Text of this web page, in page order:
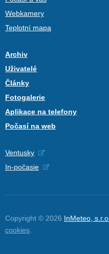
Webkamery
Teplotní mapa
Archiv
Uživatelé
Články
Fotogalerie
Aplikace na telefony
Počasí na web
Ventusky
In-počasie
Copyright © 2026 InMeteo, s.r.o.
cookies